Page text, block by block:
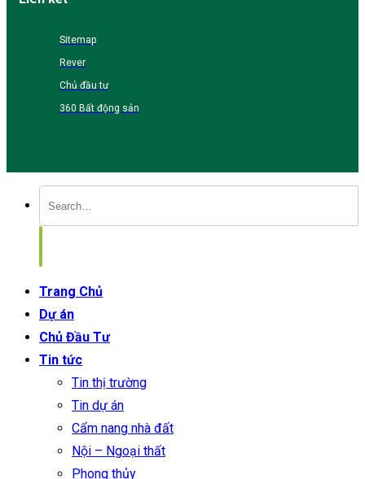
Sitemap
Rever
Chủ đầu tư
360 Bất động sản
Trang Chủ
Dự án
Chủ Đầu Tư
Tin tức
Tin thị trường
Tin dự án
Cẩm nang nhà đất
Nội – Ngoại thất
Phong thủy